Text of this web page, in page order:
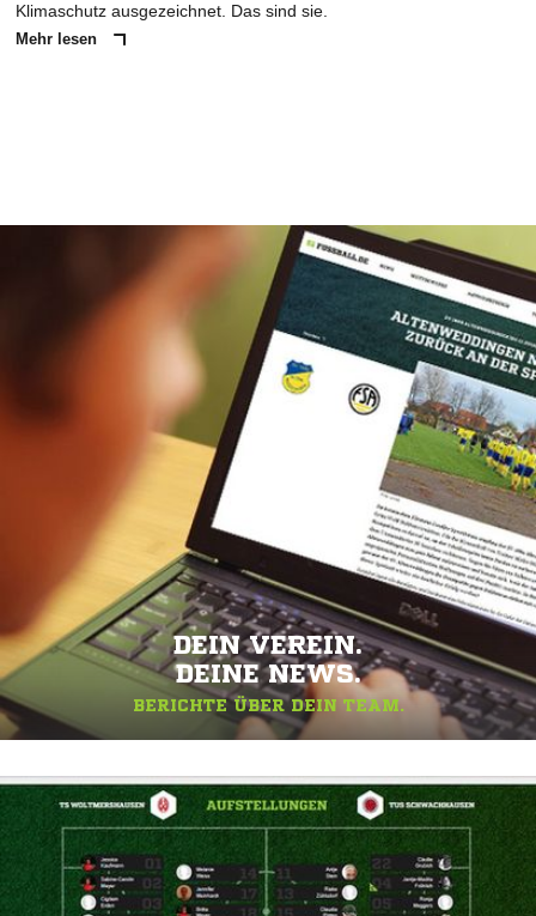
Klimaschutz ausgezeichnet. Das sind sie.
Mehr lesen
DEIN VEREIN.
DEINE NEWS.
BERICHTE ÜBER DEIN TEAM.